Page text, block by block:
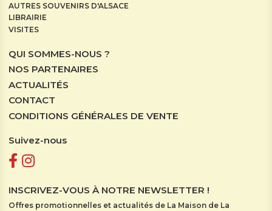
AUTRES SOUVENIRS D'ALSACE
LIBRAIRIE
VISITES
QUI SOMMES-NOUS ?
NOS PARTENAIRES
ACTUALITÉS
CONTACT
CONDITIONS GÉNÉRALES DE VENTE
Suivez-nous
INSCRIVEZ-VOUS À NOTRE NEWSLETTER !
Offres promotionnelles et actualités de La Maison de La